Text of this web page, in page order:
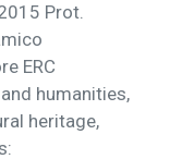
Prot.
ERC
humanities,
heritage,